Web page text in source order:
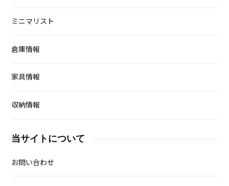
ミニマリスト
倉庫情報
家具情報
収納情報
当サイトについて
お問い合わせ